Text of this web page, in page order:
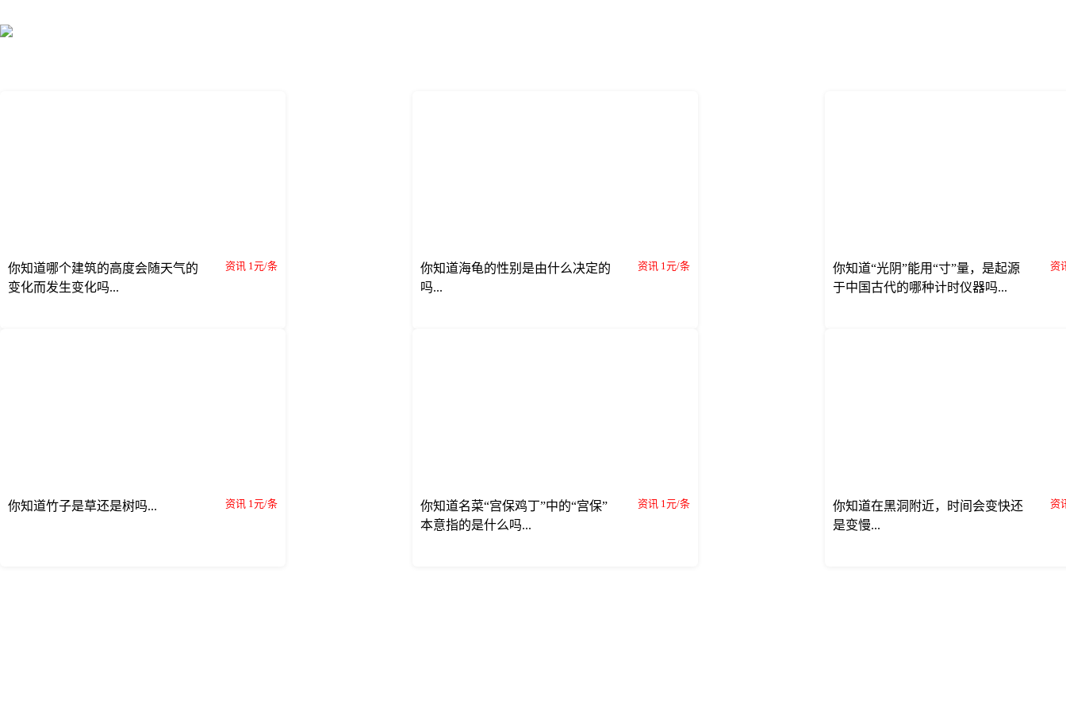
你知道哪个建筑的高度会随天气的
变化而发生变化吗...
资讯 1元/条
你知道海龟的性别是由什么决定的
吗...
资讯 1元/条
你知道“光阴”能用“寸”量，是起源
于中国古代的哪种计时仪器吗...
资
你知道竹子是草还是树吗... 资讯 1元/条
你知道名菜“宫保鸡丁”中的“宫保”
本意指的是什么吗...
资讯 1元/条
你知道在黑洞附近，时间会变快还
是变慢...
资